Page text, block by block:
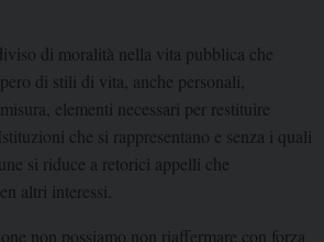
di moralità nella vita pubblica che
di stili di vita, anche personali,
elementi necessari per restituire
che si rappresentano e senza i quali
si riduce a retorici appelli che
altri interessi.
non possiamo non riaffermare con forza